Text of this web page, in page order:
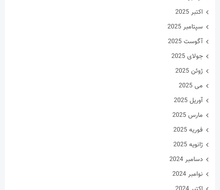
اکتبر 2025
سپتامبر 2025
آگوست 2025
جولای 2025
ژوئن 2025
می 2025
آوریل 2025
مارس 2025
فوریه 2025
ژانویه 2025
دسامبر 2024
نوامبر 2024